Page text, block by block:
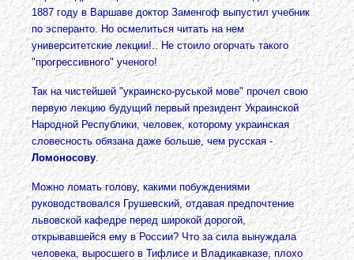
1887 году в Варшаве доктор Заменгоф выпустил учебник
по эсперанто. Но осмелиться читать на нем
университетские лекции!.. Не стоило огорчать такого
"прогрессивного" ученого!
Так на чистейшей "украинско-руськой мове" прочел свою
первую лекцию будущий первый президент Украинской
Народной Республики, человек, которому украинская
словесность обязана даже больше, чем русская -
Ломоносову.
Можно ломать голову, какими побуждениями
руководствовался Грушевский, отдавая предпочтение
львовской кафедре перед широкой дорогой,
открывавшейся ему в России? Что за сила вынуждала
человека, выросшего в Тифлисе и Владикавказе, плохо